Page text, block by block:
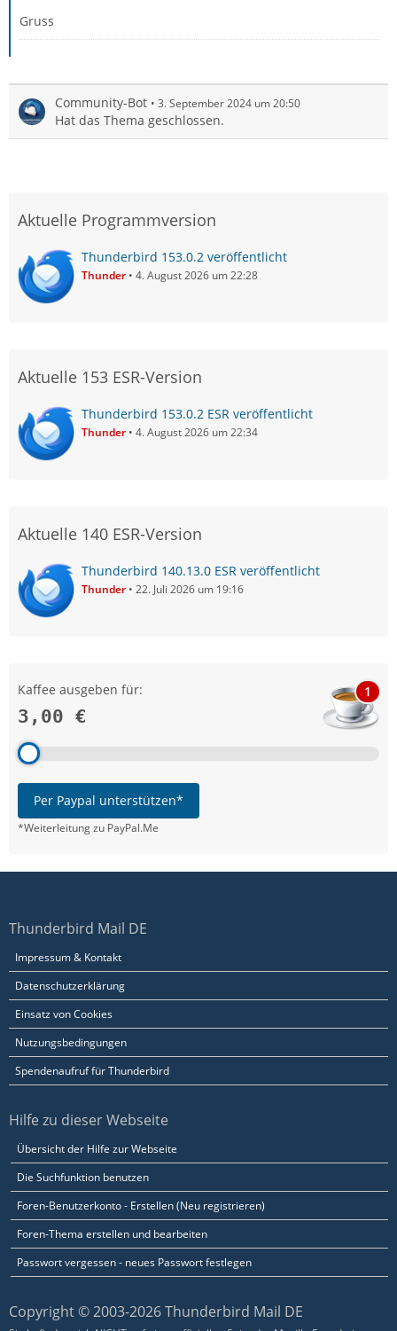
Gruss
Community-Bot 3. September 2024 um 20:50
Hat das Thema geschlossen.
Aktuelle Programmversion
Thunderbird 153.0.2 veröffentlicht
Thunder 4. August 2026 um 22:28
Aktuelle 153 ESR-Version
Thunderbird 153.0.2 ESR veröffentlicht
Thunder 4. August 2026 um 22:34
Aktuelle 140 ESR-Version
Thunderbird 140.13.0 ESR veröffentlicht
Thunder 22. Juli 2026 um 19:16
Kaffee ausgeben für:
3,00 €
1
Per Paypal unterstützen*
*Weiterleitung zu PayPal.Me
Thunderbird Mail DE
Impressum & Kontakt
Datenschutzerklärung
Einsatz von Cookies
Nutzungsbedingungen
Spendenaufruf für Thunderbird
Hilfe zu dieser Webseite
Übersicht der Hilfe zur Webseite
Die Suchfunktion benutzen
Foren-Benutzerkonto - Erstellen (Neu registrieren)
Foren-Thema erstellen und bearbeiten
Passwort vergessen - neues Passwort festlegen
Copyright © 2003-2026 Thunderbird Mail DE